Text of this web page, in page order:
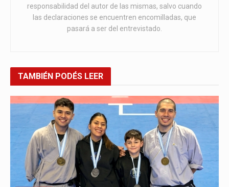
responsabilidad del autor de las mismas, salvo cuando
las declaraciones se encuentren encomilladas, que
pasará a ser del entrevistado.
TAMBIÉN PODÉS LEER